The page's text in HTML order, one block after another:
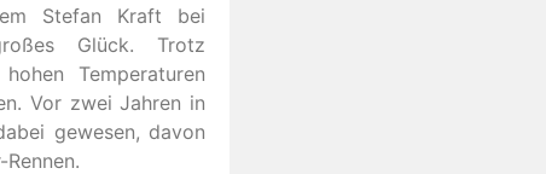
Stefan Kraft bei
Glück. Trotz
Temperaturen
Vor zwei Jahren in
gewesen, davon